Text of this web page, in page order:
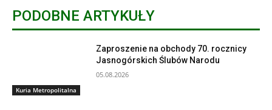
PODOBNE ARTYKUŁY
Kuria Metropolitalna
Zaproszenie na obchody 70. rocznicy
Jasnogórskich Ślubów Narodu
05.08.2026